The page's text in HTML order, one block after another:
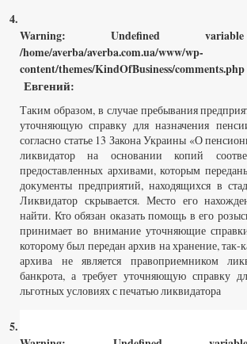
Warning: Undefined
/home/averba/averba.com.ua/www/wp-
content/themes/KindOfBusiness/comments.php
Евгений:
Таким образом, в случае пребывания
уточняющую справку для назначения
согласно статье 13 Закона Украины «О
ликвидатор на основании копий
предоставленных архивами, которым
документы предприятий, находящихся в
Ликвидатор скрывается. Место его
найти. Кто обязан оказать помощь в его
принимает во внимание уточняющие
которому был передан архив на хранение, так-
архива не является правоприемником
банкрота, а требует уточняющую справку
льготных условиях с печатью ликвидатора